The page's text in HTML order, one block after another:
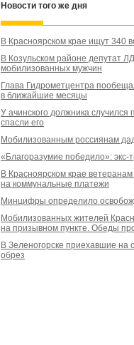
Новости того же дня
В Красноярском крае ищут 340
В Козульском районе депутат
мобилизованных мужчин
Глава Гидрометцентра
в ближайшие месяцы
У ачинского должника
спасли его
Мобилизованным россиянам
«Благоразумие победило»: экс-
В Красноярском крае
на коммунальные платежи
Минцифры определило
Мобилизованных жителей
на призывном пункте. Обеды
В Зеленогорске приехавшие
обрез